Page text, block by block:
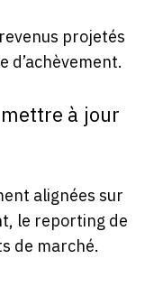
projetés
d’achèvement.
à jour
alignées sur
le reporting de
de marché.